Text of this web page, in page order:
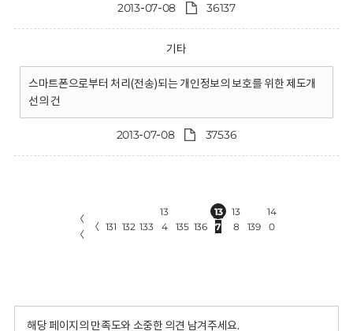
2013-07-08 36137
기타
스마트폰으로부터 처리(전송)되는 개인정보의 보호를 위한 제도개
선의 건
2013-07-08 37536
〈
〈
〈 131 132 133
13
4
135 136
13
7
13
8
139
14
0
해당 페이지의 만족도와 소중한 의견 남겨주세요.